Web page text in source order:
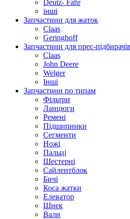
Deutz- Fahr
інші
Запчастини для жаток
Claas
Geringhoff
Запчастини для прес-підбирачів
Claas
John Deere
Welger
Інші
Запчастини по типам
Фільтри
Ланцюги
Ремені
Підшипники
Сегменти
Ножі
Пальці
Шестерні
Сайлентблок
Бичі
Коса жатки
Елеватор
Шнек
Вали